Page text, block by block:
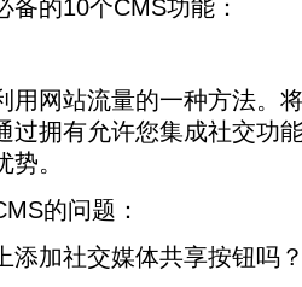
备的10个CMS功能：
用网站流量的一种方法。
过拥有允许您集成社交功
。
的问题：
添加社交媒体共享按钮吗